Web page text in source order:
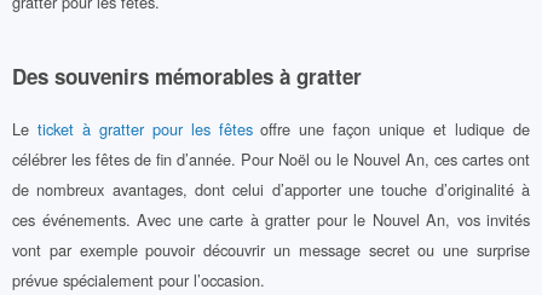
Des souvenirs mémorables à gratter
Le ticket à gratter pour les fêtesoffre une façon unique et ludique de
célébrer les fêtes de fin d’année. Pour Noël ou le Nouvel An, ces cartes ont
de nombreux avantages, dont celui d’apporter une touche d’originalité à
ces événements. Avec une carte à gratter pour le Nouvel An, vos invités
vont par exemple pouvoir découvrir un message secret ou une surprise
prévue spécialement pour l’occasion.